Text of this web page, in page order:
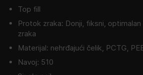
Top fill
Protok zraka: Donji, fiksni,
zraka
Materijal: nehrđajući čelik, PCTG,
Navoj: 510